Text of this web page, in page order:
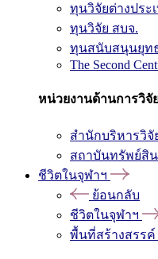
ทุนวิจัยต่างประ
ทุนวิจัย สบจ.
ทุนสนับสนุนยุท
The Second
หน่วยงานด้านการวิจั
สำนักบริหารวิจั
สถาบันทรัพย์สิ
ชีวิตในจุฬาฯ
ย้อนกลับ
ชีวิตในจุฬาฯ
พื้นที่สร้างสรรค์